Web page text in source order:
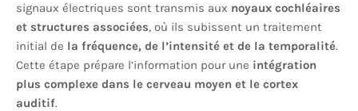
signaux électriques sont transmis aux noyaux cochléaires
et structures associées, où ils subissent un traitement
initial de la fréquence, de l’intensité et de la temporalité.
Cette étape prépare l’information pour une intégration
plus complexe dans le cerveau moyen et le cortex
auditif.